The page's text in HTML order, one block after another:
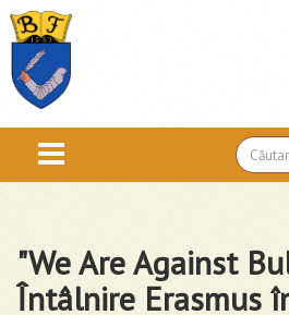
Căutare
...
"We Are Against
Întâlnire Erasmus